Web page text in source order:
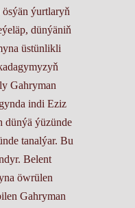
ýurtlaryň
dünýäniň
üstünlikli
Gahryman
indi Eziz
dünýä ýüzünde
tanalýar. Bu
Belent
öwrülen
Gahryman